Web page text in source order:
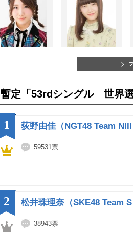
暫定「53rdシングル 世界選
荻野由佳（NGT48 Team NIII
59531票
1
松井珠理奈（SKE48 Team S
38943票
2